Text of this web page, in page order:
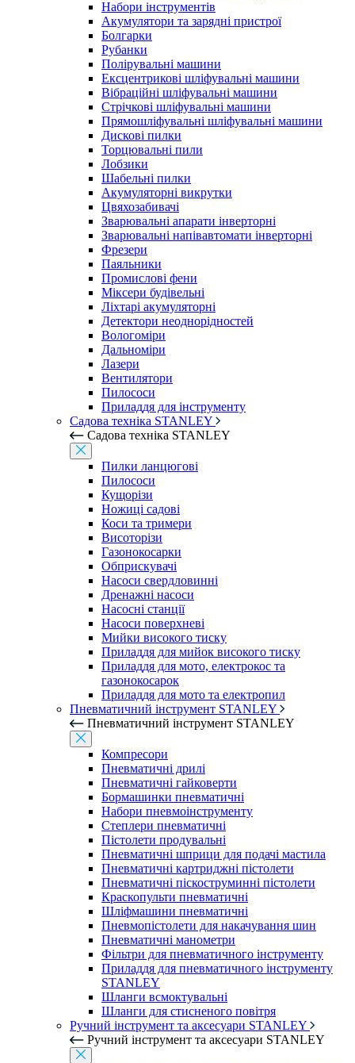
Набори інструментів
Акумулятори та зарядні пристрої
Болгарки
Рубанки
Полірувальні машини
Ексцентрикові шліфувальні машини
Вібраційні шліфувальні машини
Стрічкові шліфувальні машини
Прямошліфувальні шліфувальні машини
Дискові пилки
Торцювальні пили
Лобзики
Шабельні пилки
Акумуляторні викрутки
Цвяхозабивачі
Зварювальні апарати інверторні
Зварювальні напівавтомати інверторні
Фрезери
Паяльники
Промислові фени
Міксери будівельні
Ліхтарі акумуляторні
Детектори неоднорідностей
Вологоміри
Дальноміри
Лазери
Вентилятори
Пилососи
Приладдя для інструменту
Садова техніка STANLEY
Садова техніка STANLEY
Пилки ланцюгові
Пилососи
Кущорізи
Ножиці садові
Коси та тримери
Висоторізи
Газонокосарки
Обприскувачі
Насоси свердловинні
Дренажні насоси
Насосні станції
Насоси поверхневі
Мийки високого тиску
Приладдя для мийок високого тиску
Приладдя для мото, електрокос та
газонокосарок
Приладдя для мото та електропил
Пневматичний інструмент STANLEY
Пневматичний інструмент STANLEY
Компресори
Пневматичні дрилі
Пневматичні гайковерти
Бормашинки пневматичні
Набори пневмоінструменту
Степлери пневматичні
Пістолети продувальні
Пневматичні шприци для подачі мастила
Пневматичні картриджні пістолети
Пневматичні піскоструминні пістолети
Краскопульти пневматичні
Шліфмашини пневматичні
Пневмопістолети для накачування шин
Пневматичні манометри
Фільтри для пневматичного інструменту
Приладдя для пневматичного інструменту
STANLEY
Шланги всмоктувальні
Шланги для стисненого повітря
Ручний інструмент та аксесуари STANLEY
Ручний інструмент та аксесуари STANLEY